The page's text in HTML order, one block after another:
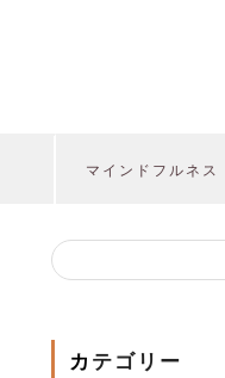
マインドフルネス
カテゴリー